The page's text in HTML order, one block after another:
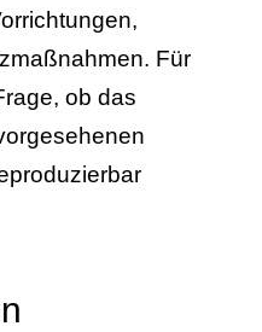
Für
ob das